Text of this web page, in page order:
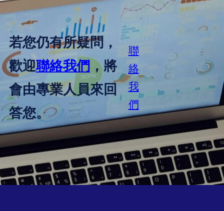
若您仍有所疑問，
歡迎聯絡我們 ，將
會由專業人員來回
答您。
聯
絡
我
們